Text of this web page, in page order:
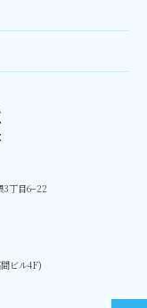
3丁目6−22
ビル4F)